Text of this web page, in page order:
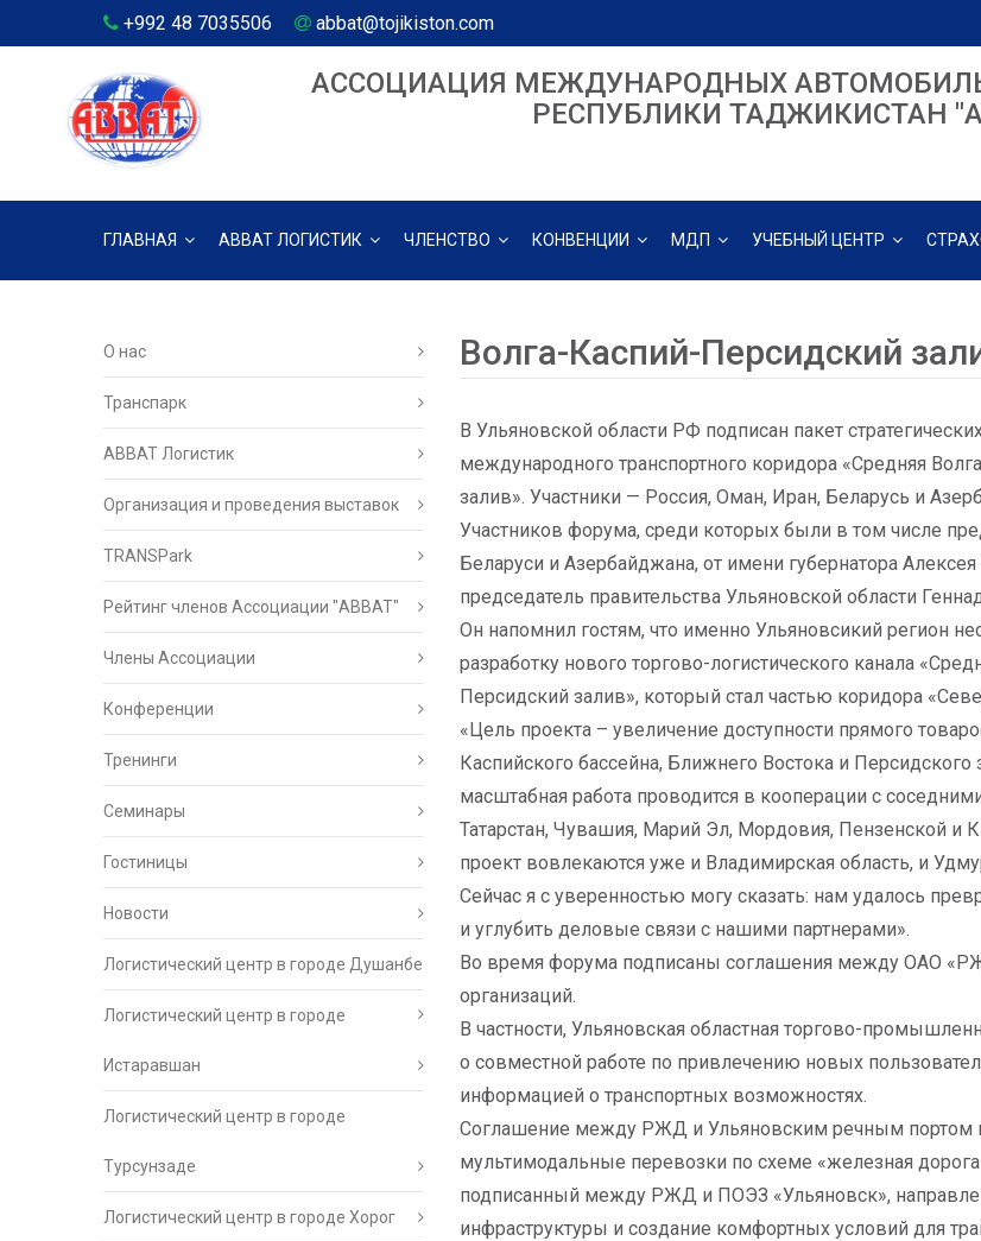
+992 48 7035506 abbat@tojikiston.com
АССОЦИАЦИЯ МЕЖДУНАРОДНЫХ
РЕСПУБЛИКИ ТАДЖИКИСТАН
ГЛАВНАЯ АВВАТ ЛОГИСТИК ЧЛЕНСТВО КОНВЕНЦИИ МДП УЧЕБНЫЙ ЦЕНТР
О нас
Транспарк
ABBAT Логистик
Организация и проведения выставок
TRANSPark
Рейтинг членов Ассоциации "АВВАТ"
Члены Ассоциации
Конференции
Тренинги
Семинары
Гостиницы
Новости
Логистический центр в городе Душанбе
Логистический центр в городе
Истаравшан
Логистический центр в городе
Турсунзаде
Логистический центр в городе Хорог
Волга-Каспий-Персидский
В Ульяновской области РФ подписан пакет
международного транспортного коридора «Средняя
залив». Участники — Россия, Оман, Иран, Беларусь и
Участников форума, среди которых были в том числе
Беларуси и Азербайджана, от имени губернатора
председатель правительства Ульяновской области
Он напомнил гостям, что именно Ульяновсикий регион
разработку нового торгово-логистического канала
Персидский залив», который стал частью коридора
«Цель проекта – увеличение доступности прямого
Каспийского бассейна, Ближнего Востока и Персидского
масштабная работа проводится в кооперации с
Татарстан, Чувашия, Марий Эл, Мордовия, Пензенской и
проект вовлекаются уже и Владимирская область, и
Сейчас я с уверенностью могу сказать: нам удалось
и углубить деловые связи с нашими партнерами».
Во время форума подписаны соглашения между ОАО
организаций.
В частности, Ульяновская областная торгово-
о совместной работе по привлечению новых
информацией о транспортных возможностях.
Соглашение между РЖД и Ульяновским речным портом
мультимодальные перевозки по схеме «железная
подписанный между РЖД и ПОЭЗ «Ульяновск»,
инфраструктуры и создание комфортных условий для